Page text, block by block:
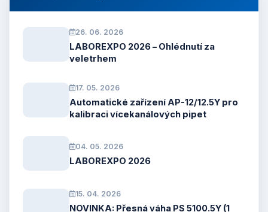
26. 06. 2026
LABOREXPO 2026 – Ohlédnutí za
veletrhem
17. 05. 2026
Automatické zařízení AP-12/12.5Y pro
kalibraci vícekanálových pipet
04. 05. 2026
LABOREXPO 2026
15. 04. 2026
NOVINKA: Přesná váha PS 5100.5Y (1